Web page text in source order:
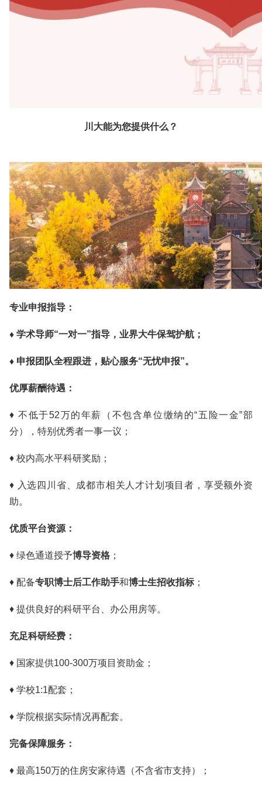
川大能为您提供什么？
专业申报指导：
♦ 学术导师“一对一”指导，业界大牛保驾护航；
♦ 申报团队全程跟进，贴心服务“无忧申报”。
优厚薪酬待遇：
♦ 不低于52万的年薪（不包含单位缴纳的“五险一金”部
分），特别优秀者一事一议；
♦ 校内高水平科研奖励；
♦ 入选四川省、成都市相关人才计划项目者，享受额外资
助。
优质平台资源：
♦ 绿色通道授予博导资格 ；
♦ 配备专职博士后工作助手和博士生招收指标；
♦ 提供良好的科研平台、办公用房等。
充足科研经费：
♦ 国家提供100-300万项目资助金；
♦ 学校1:1配套；
♦ 学院根据实际情况再配套。
完备保障服务：
♦ 最高150万的住房安家待遇（不含省市支持）；